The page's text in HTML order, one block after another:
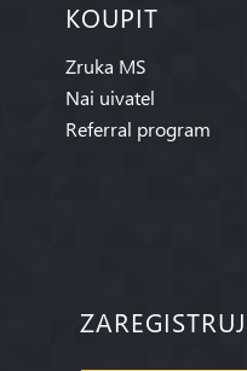
KOUPIT
Zruka MS
Nai uivatel
Referral program